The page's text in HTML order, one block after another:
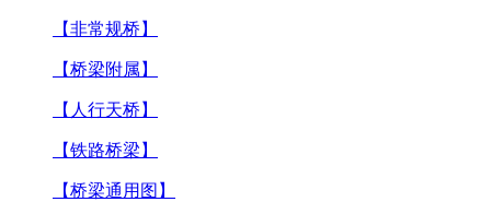
【非常规桥】
【桥梁附属】
【人行天桥】
【铁路桥梁】
【桥梁通用图】